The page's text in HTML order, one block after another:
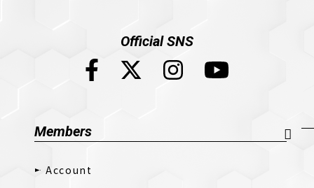
Official SNS
Members
Account